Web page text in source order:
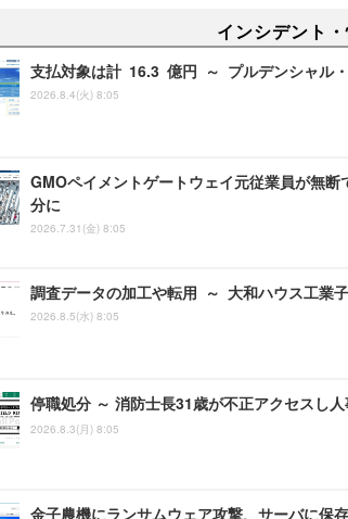
インシデント
支払対象は計 16.3 億円 ～ プルデンシャル
2026.8.4(火) 8:05
GMOペイメントゲートウェイ元従業員が無
分に
2026.7.31(金) 8:05
調査データの加工や転用 ～ 大和ハウス工業
2026.8.5(水) 8:05
停職処分 ～ 消防士長31歳が不正アクセスし
2026.8.3(月) 8:05
金子農機にランサムウェア攻撃、サーバに保